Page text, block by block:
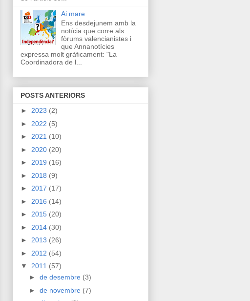
Ai mare
Ens desdejunem amb la
notícia que corre als
fòrums valencianistes i
que Annanotícies
expressa molt gràficament: "La
Coordinadora de l...
POSTS ANTERIORS
► 2023 (2)
► 2022 (5)
► 2021 (10)
► 2020 (20)
► 2019 (16)
► 2018 (9)
► 2017 (17)
► 2016 (14)
► 2015 (20)
► 2014 (30)
► 2013 (26)
► 2012 (54)
▼ 2011 (57)
► de desembre (3)
► de novembre (7)